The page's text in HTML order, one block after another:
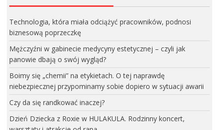
Technologia, która miała odciążyć pracowników, podnosi
biznesową poprzeczkę
Mężczyźni w gabinecie medycyny estetycznej – czyli jak
panowie dbają o swój wygląd?
Boimy się „chemii” na etykietach. O tej naprawdę
niebezpiecznej przypominamy sobie dopiero w sytuacji awarii
Czy da się randkować inaczej?
Dzień Dziecka z Roxie w HULAKULA. Rodzinny koncert,